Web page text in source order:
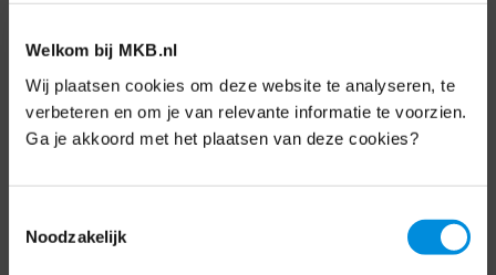
Welkom bij MKB.nl
Wij plaatsen cookies om deze website te analyseren, te
verbeteren en om je van relevante informatie te voorzien.
Ga je akkoord met het plaatsen van deze cookies?
Noodzakelijk
Direct naar
Over ons
Bezuidenhoutseweg 12